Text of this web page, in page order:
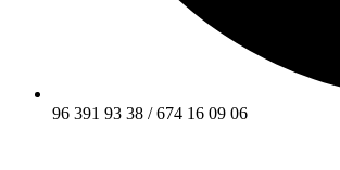
96 391 93 38 / 674 16 09 06